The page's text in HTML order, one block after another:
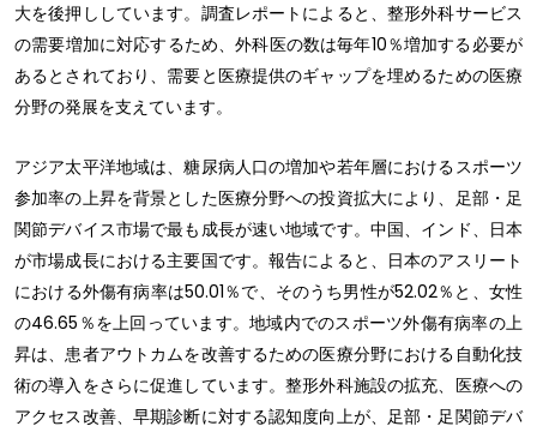
大を後押ししています。調査レポートによると、整形外科サービス
の需要増加に対応するため、外科医の数は毎年10％増加する必要が
あるとされており、需要と医療提供のギャップを埋めるための医療
分野の発展を支えています。
アジア太平洋地域は、糖尿病人口の増加や若年層におけるスポーツ
参加率の上昇を背景とした医療分野への投資拡大により、足部・足
関節デバイス市場で最も成長が速い地域です。中国、インド、日本
が市場成長における主要国です。報告によると、日本のアスリート
における外傷有病率は50.01％で、そのうち男性が52.02％と、女性
の46.65％を上回っています。地域内でのスポーツ外傷有病率の上
昇は、患者アウトカムを改善するための医療分野における自動化技
術の導入をさらに促進しています。整形外科施設の拡充、医療への
アクセス改善、早期診断に対する認知度向上が、足部・足関節デバ